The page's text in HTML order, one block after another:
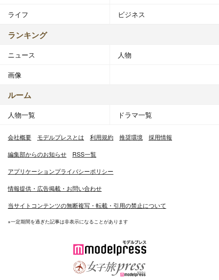
ライフ ビジネス
ランキング
ニュース 人物
画像
ルーム
人物一覧 ドラマ一覧
会社概要 モデルプレスとは 利用規約 推奨環境 採用情報
編集部からのお知らせ RSS一覧
アプリケーションプライバシーポリシー
情報提供・広告掲載・お問い合わせ
当サイトコンテンツの無断複写・転載・引用の禁止について
※一定期間を過ぎた記事は非表示になることがあります